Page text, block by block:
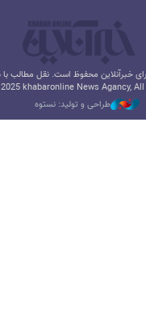
خبرآنلاین محفوظ است. نقل مطالب با
khabaronline News Agancy,
طراحی و تولید: نستوه